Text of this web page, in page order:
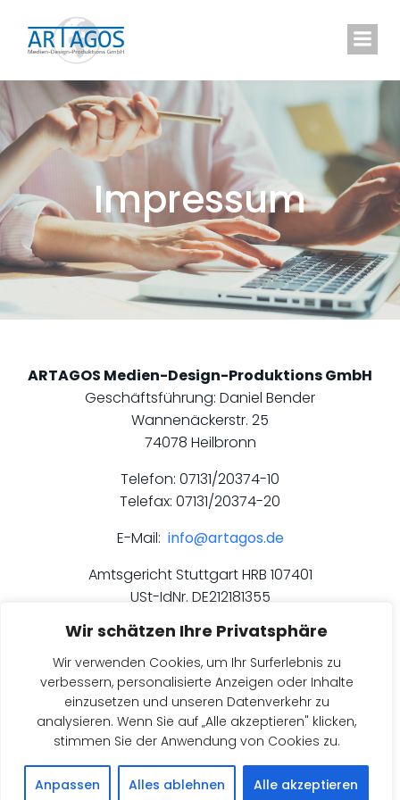
Wir schätzen Ihre Privatsphäre
Wir verwenden Cookies, um Ihr Surferlebnis zu
verbessern, personalisierte Anzeigen oder Inhalte
einzusetzen und unseren Datenverkehr zu
analysieren. Wenn Sie auf „Alle akzeptieren" klicken,
stimmen Sie der Anwendung von Cookies zu.
Anpassen Alles ablehnen Alle akzeptieren
Impressum
ARTAGOS Medien-Design-Produktions GmbH
Geschäftsführung: Daniel Bender
Wannenäckerstr. 25
74078 Heilbronn
Telefon: 07131/20374-10
Telefax: 07131/20374-20
E-Mail: info@artagos.de
Amtsgericht Stuttgart HRB 107401
USt-IdNr. DE212181355
© 2026 ARTAGOS. Created for free using WordPress
andColibri